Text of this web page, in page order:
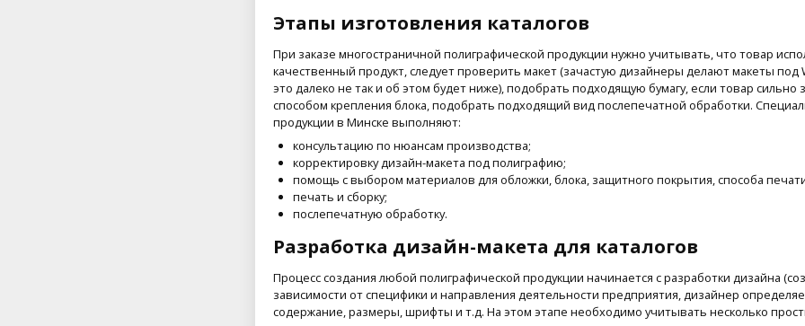
Этапы изготовления каталогов
При заказе многостраничной полиграфической продукции нужно учитывать, что товар
качественный продукт, следует проверить макет (зачастую дизайнеры делают макеты
это далеко не так и об этом будет ниже), подобрать подходящую бумагу, если товар
способом крепления блока, подобрать подходящий вид послепечатной обработки.
продукции в Минске выполняют:
консультацию по нюансам производства;
корректировку дизайн-макета под полиграфию;
помощь с выбором материалов для обложки, блока, защитного покрытия, способа
печать и сборку;
послепечатную обработку.
Разработка дизайн-макета для каталогов
Процесс создания любой полиграфической продукции начинается с разработки дизайна
зависимости от специфики и направления деятельности предприятия, дизайнер
содержание, размеры, шрифты и т.д. На этом этапе необходимо учитывать несколько